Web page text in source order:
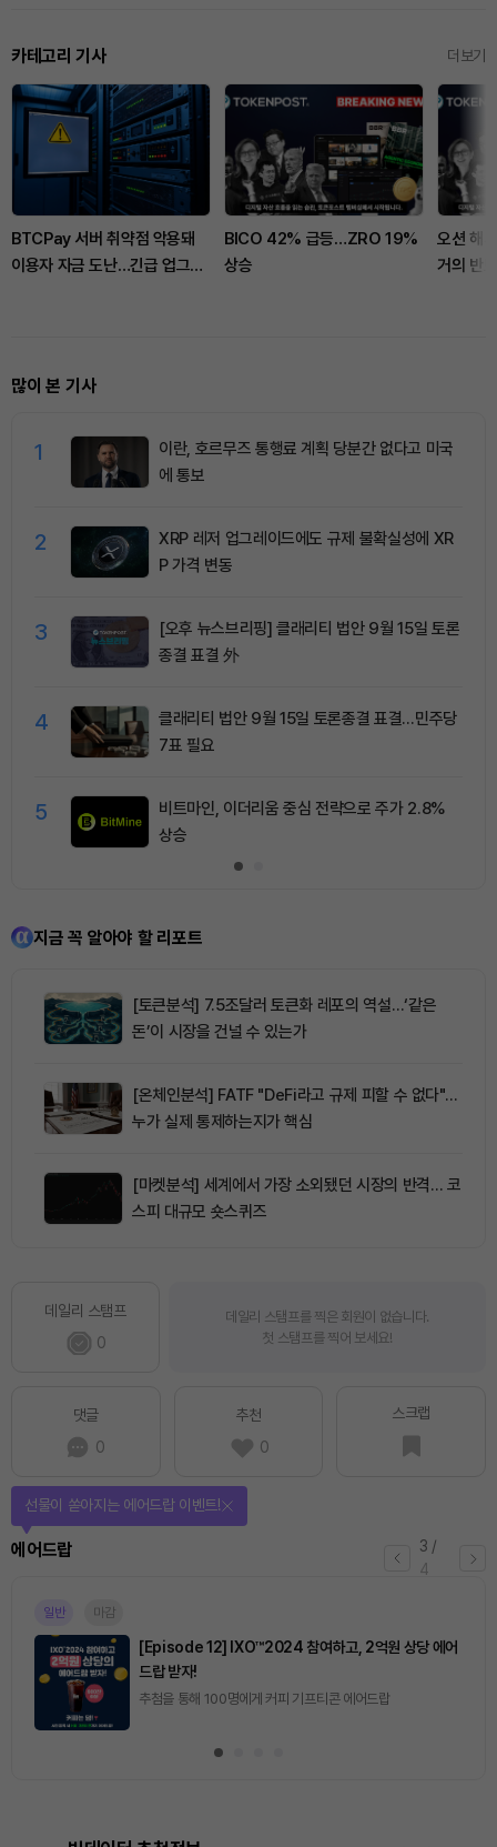
카테고리 기사 더보기
BTCPay 서버 취약점 악용돼
이용자 자금 도난…긴급 업그레
BICO 42% 급등…ZRO 19%
상승
오션 해
거의 반
많이 본 기사
1
이란, 호르무즈 통행료 계획 당분간 없다고 미국
에 통보
2
XRP 레저 업그레이드에도 규제 불확실성에 XR
P 가격 변동
3
[오후 뉴스브리핑] 클래리티 법안 9월 15일 토론
종결 표결 外
4
클래리티 법안 9월 15일 토론종결 표결…민주당
7표 필요
5
비트마인, 이더리움 중심 전략으로 주가 2.8%
상승
지금 꼭 알아야 할 리포트
[토큰분석] 7.5조달러 토큰화 레포의 역설…‘같은
돈’이 시장을 건널 수 있는가
[온체인분석] FATF "DeFi라고 규제 피할 수 없다"…
누가 실제 통제하는지가 핵심
[마켓분석] 세계에서 가장 소외됐던 시장의 반격… 코
스피 대규모 숏스퀴즈
데일리 스탬프
0
데일리 스탬프를 찍은 회원이 없습니다.
첫 스탬프를 찍어 보세요!
댓글
0
추천
0
스크랩
3 /
4
에어드랍
선물이 쏟아지는 에어드랍 이벤트!
일반 마감
[Episode 12] IXO™2024 참여하고, 2억원 상당 에어
드랍 받자!
추첨을 통해 100명에게 커피 기프티콘 에어드랍